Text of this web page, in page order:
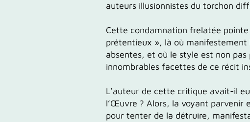
auteurs illusionnistes du torchon
Cette condamnation frelatée
prétentieux », là où manifestement
absentes, et où le style est non
innombrables facettes de ce récit
L’auteur de cette critique avait-il
l’Œuvre ? Alors, la voyant parvenir
pour tenter de la détruire,